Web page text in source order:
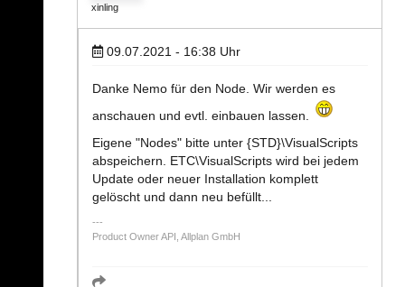
xinling
09.07.2021 - 16:38 Uhr
Danke Nemo für den Node. Wir werden es
anschauen und evtl. einbauen lassen.
Eigene "Nodes" bitte unter {STD}\VisualScripts
abspeichern. ETC\VisualScripts wird bei jedem
Update oder neuer Installation komplett
gelöscht und dann neu befüllt...
Product Owner API, Allplan GmbH